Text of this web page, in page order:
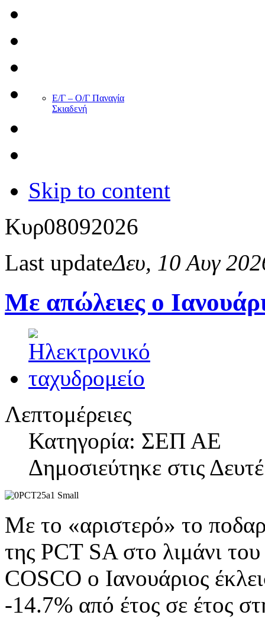
Ε/Γ – Ο/Γ Παναγία
Σκιαδενή
Skip to content
Κυρ08092026
Last updateΔευ, 10 Αυγ
Με απώλειες ο
Λεπτομέρειες
Κατηγορία: ΣΕΠ ΑΕ
Δημοσιεύτηκε στις
Με το «αριστερό» το
της PCT SA στο λιμάνι
COSCO ο Ιανουάριος
-14.7% από έτος σε έτος